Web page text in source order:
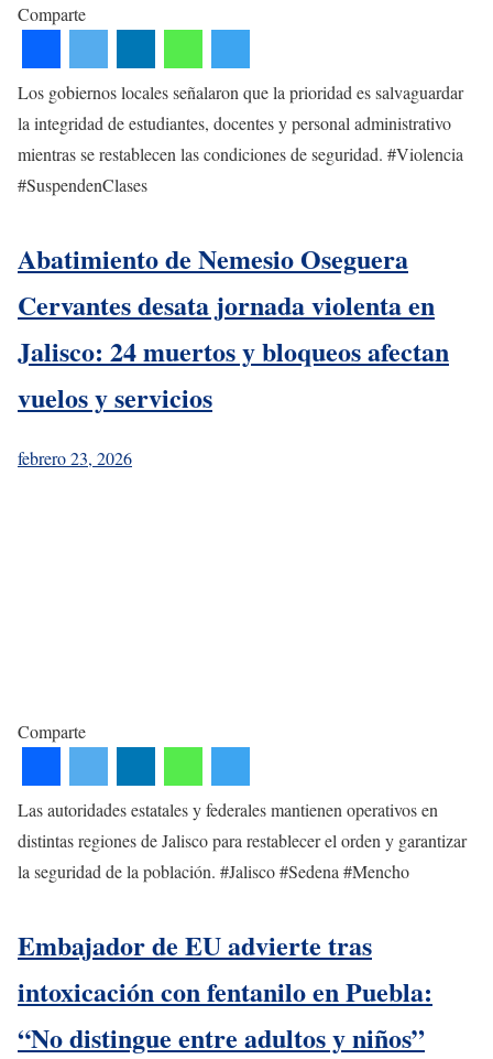
Comparte
Los gobiernos locales señalaron que la prioridad es salvaguardar
la integridad de estudiantes, docentes y personal administrativo
mientras se restablecen las condiciones de seguridad. #Violencia
#SuspendenClases
Abatimiento de Nemesio Oseguera
Cervantes desata jornada violenta en
Jalisco: 24 muertos y bloqueos afectan
vuelos y servicios
febrero 23, 2026
Comparte
Las autoridades estatales y federales mantienen operativos en
distintas regiones de Jalisco para restablecer el orden y garantizar
la seguridad de la población. #Jalisco #Sedena #Mencho
Embajador de EU advierte tras
intoxicación con fentanilo en Puebla:
“No distingue entre adultos y niños”